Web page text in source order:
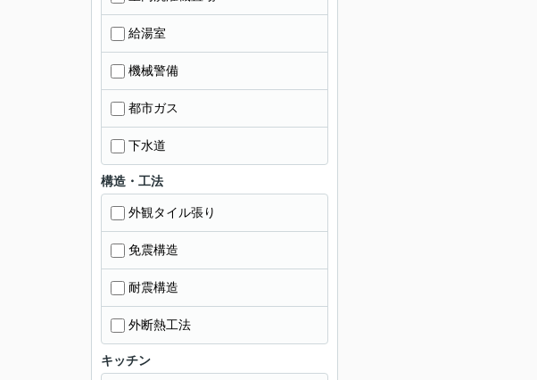
給湯室
機械警備
都市ガス
下水道
構造・工法
外観タイル張り
免震構造
耐震構造
外断熱工法
キッチン